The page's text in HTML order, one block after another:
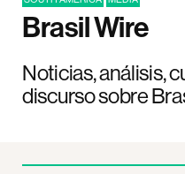
Brasil Wire
Noticias, análisis,
discurso sobre